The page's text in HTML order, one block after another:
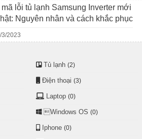
mềm
ứng
mã lỗi tủ lạnh Samsung Inverter mới
Nguyên nhân và cách khắc phục
3/2023
Tủ lạnh (2)
Điện thoại (3)
Laptop (0)
Windows OS (0)
Iphone (0)